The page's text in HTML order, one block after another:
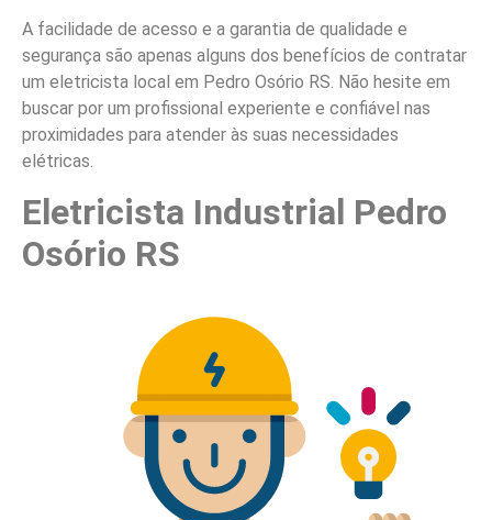
A facilidade de acesso e a garantia de qualidade e
segurança são apenas alguns dos benefícios de contratar
um eletricista local em Pedro Osório RS. Não hesite em
buscar por um profissional experiente e confiável nas
proximidades para atender às suas necessidades
elétricas.
Eletricista Industrial Pedro
Osório RS